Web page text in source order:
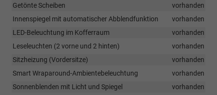
Getönte Scheiben
vorhanden
Innenspiegel mit automatischer Abblendfunktion
vorhanden
LED-Beleuchtung im Kofferraum
vorhanden
Leseleuchten (2 vorne und 2 hinten)
vorhanden
Sitzheizung (Vordersitze)
vorhanden
Smart Wraparound-Ambientebeleuchtung
vorhanden
Sonnenblenden mit Licht und Spiegel
vorhanden